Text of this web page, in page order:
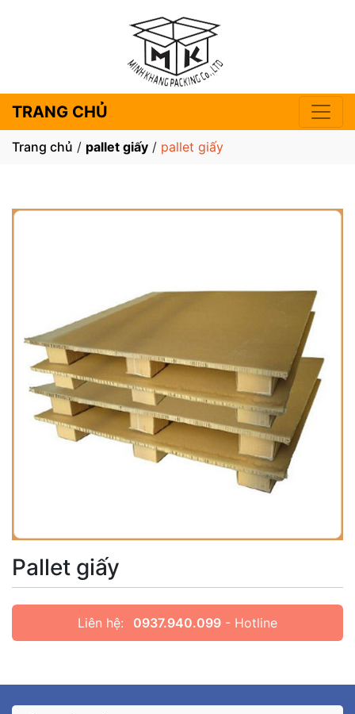
TRANG CHỦ
Trang chủ / pallet giấy / pallet giấy
Pallet giấy
Liên hệ: 0937.940.099 - Hotline